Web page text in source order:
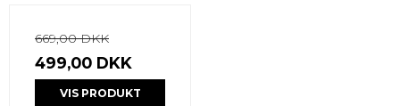
669,00 DKK
499,00 DKK
VIS PRODUKT